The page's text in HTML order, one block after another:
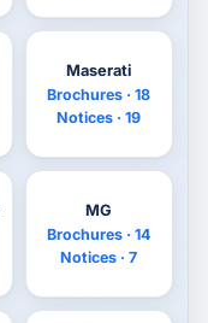
Maserati
Brochures · 18
Notices · 19
MG
Brochures · 14
Notices · 7